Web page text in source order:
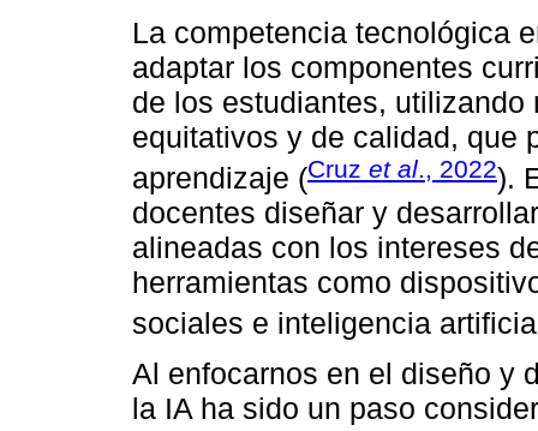
La competencia tecnológica
adaptar los componentes
de los estudiantes,
equitativos y de calidad, que
aprendizaje (Cruz et al ., 2022).
docentes diseñar y
alineadas con los intereses
herramientas como
sociales e inteligencia
Al enfocarnos en el diseño y
la IA ha sido un paso